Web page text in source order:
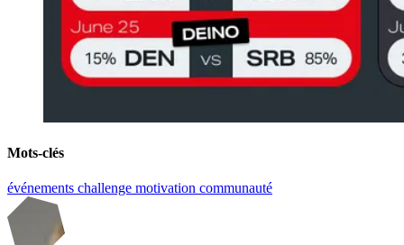
Mots-clés
événements challenge motivation communauté